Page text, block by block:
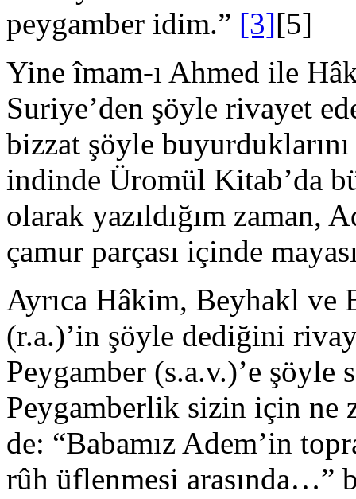
peygamber idim.” [3][5]
Yine îmam-ı Ahmed ile
Suriye’den şöyle rivayet
bizzat şöyle
indinde Üromül Kitab’da
olarak yazıldığım zaman,
çamur parçası içinde
Ayrıca Hâkim, Beyhakl ve
(r.a.)’in şöyle dediğini
Peygamber (s.a.v.)’e şöyle
Peygamberlik sizin için ne
de: “Babamız Adem’in
rûh üflenmesi arasında…”